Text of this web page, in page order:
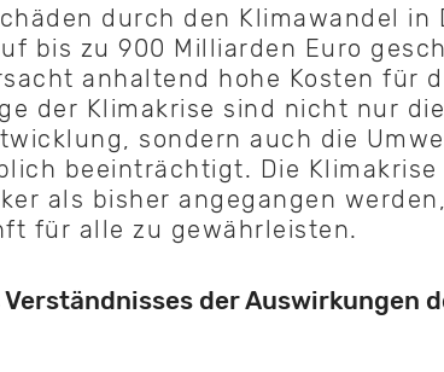
durch den Klimawandel in
bis zu 900 Milliarden Euro
anhaltend hohe Kosten für
der Klimakrise sind nicht nur die
sondern auch die
beeinträchtigt. Die Klimakrise
als bisher angegangen
für alle zu gewährleisten.
der Auswirkungen